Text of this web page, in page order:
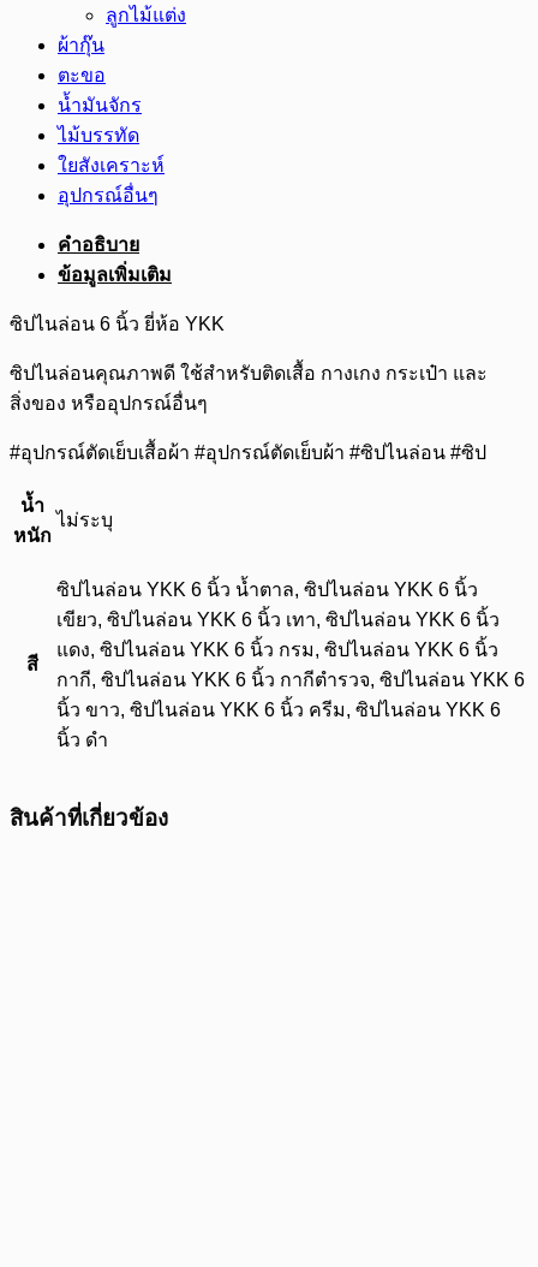
ลูกไม้แต่ง
ผ้ากุ๊น
ตะขอ
น้ำมันจักร
ไม้บรรทัด
ใยสังเคราะห์
อุปกรณ์อื่นๆ
คำอธิบาย
ข้อมูลเพิ่มเติม
ซิปไนล่อน 6 นิ้ว ยี่ห้อ YKK
ซิปไนล่อนคุณภาพดี ใช้สำหรับติดเสื้อ กางเกง กระเป๋า และ
สิ่งของ หรืออุปกรณ์อื่นๆ
#อุปกรณ์ตัดเย็บเสื้อผ้า #อุปกรณ์ตัดเย็บผ้า #ซิปไนล่อน #ซิป
น้ำ
หนัก
ไม่ระบุ
สี
ซิปไนล่อน YKK 6 นิ้ว น้ำตาล, ซิปไนล่อน YKK 6 นิ้ว
เขียว, ซิปไนล่อน YKK 6 นิ้ว เทา, ซิปไนล่อน YKK 6 นิ้ว
แดง, ซิปไนล่อน YKK 6 นิ้ว กรม, ซิปไนล่อน YKK 6 นิ้ว
กากี, ซิปไนล่อน YKK 6 นิ้ว กากีตำรวจ, ซิปไนล่อน YKK 6
นิ้ว ขาว, ซิปไนล่อน YKK 6 นิ้ว ครีม, ซิปไนล่อน YKK 6
นิ้ว ดำ
สินค้าที่เกี่ยวข้อง